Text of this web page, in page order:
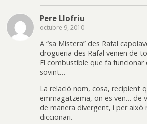
Pere Llofriu
octubre 9, 2010
A “sa Mistera” des Rafal
drogueria des Rafal venien de
El combustible que fa funcionar
sovint…
La relació nom, cosa, recipient
emmagatzema, on es ven… de
de manera divergent, i per això
diccionari.